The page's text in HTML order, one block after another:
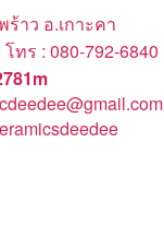
ร้าว อ.เกาะคา
ทร : 080-792-6840